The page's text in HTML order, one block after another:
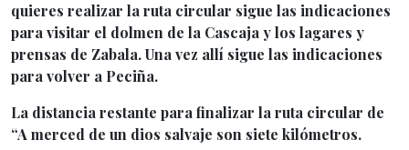
quieres realizar la ruta circular sigue las indicaciones
para visitar el dolmen de la Cascaja y los lagares y
prensas de Zabala. Una vez allí sigue las indicaciones
para volver a Peciña.
La distancia restante para finalizar la ruta circular de
“A merced de un dios salvaje son siete kilómetros.